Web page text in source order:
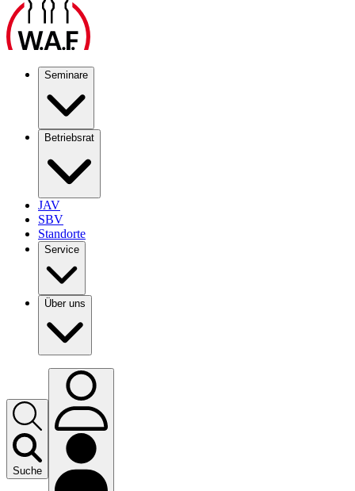
Seminare
Betriebsrat
JAV
SBV
Standorte
Service
Über uns
Suche